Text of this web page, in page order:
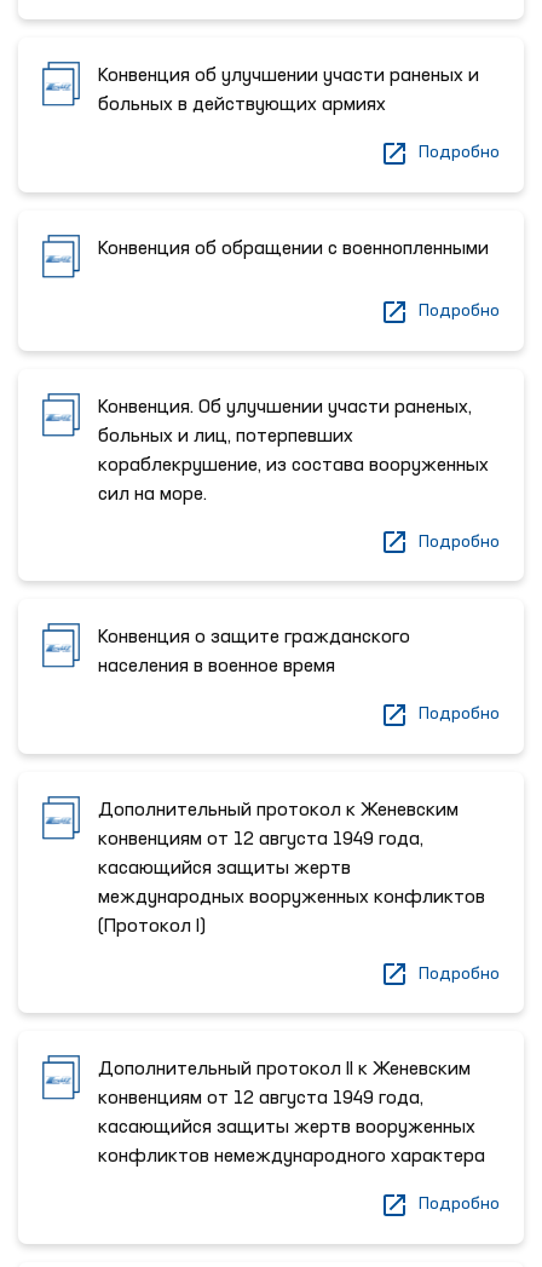
Конвенция об улучшении участи раненых и
больных в действующих армиях
Подробно
Конвенция об обращении с военнопленными
Подробно
Конвенция. Об улучшении участи раненых,
больных и лиц, потерпевших
кораблекрушение, из состава вооруженных
сил на море.
Подробно
Конвенция о защите гражданского
населения в военное время
Подробно
Дополнительный протокол к Женевским
конвенциям от 12 августа 1949 года,
касающийся защиты жертв
международных вооруженных конфликтов
(Протокол I)
Подробно
Дополнительный протокол II к Женевским
конвенциям от 12 августа 1949 года,
касающийся защиты жертв вооруженных
конфликтов немеждународного характера
Подробно